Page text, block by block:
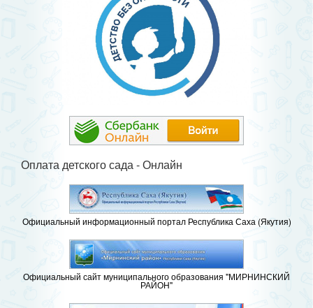
Оплата детского сада - Онлайн
Официальный информационный портал Республика Саха (Якутия)
Официальный сайт муниципального образования "МИРНИНСКИЙ
РАЙОН"